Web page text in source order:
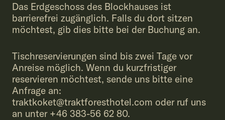
Das Erdgeschoss des Blockhauses ist
barrierefrei zugänglich. Falls du dort sitzen
möchtest, gib dies bitte bei der Buchung an.
Tischreservierungen sind bis zwei Tage vor
Anreise möglich. Wenn du kurzfristiger
reservieren möchtest, sende uns bitte eine
Anfrage an:
traktkoket@traktforesthotel.com oder ruf uns
an unter +46 383-56 62 80.